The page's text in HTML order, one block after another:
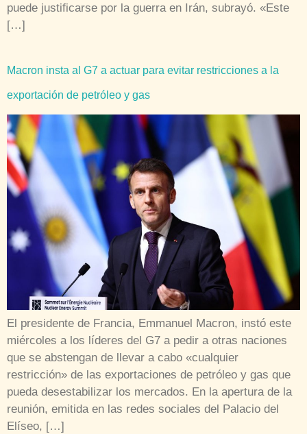
puede justificarse por la guerra en Irán, subrayó. «Este
[…]
Macron insta al G7 a actuar para evitar restricciones a la
exportación de petróleo y gas
El presidente de Francia, Emmanuel Macron, instó este
miércoles a los líderes del G7 a pedir a otras naciones
que se abstengan de llevar a cabo «cualquier
restricción» de las exportaciones de petróleo y gas que
pueda desestabilizar los mercados. En la apertura de la
reunión, emitida en las redes sociales del Palacio del
Elíseo, […]